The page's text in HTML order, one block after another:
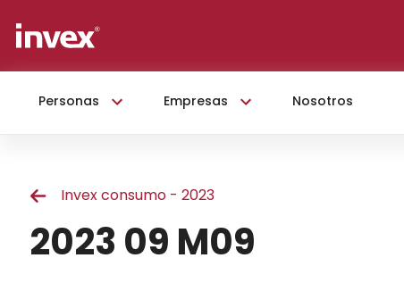
Personas Empresas Nosotros
Invex consumo - 2023
2023 09 M09